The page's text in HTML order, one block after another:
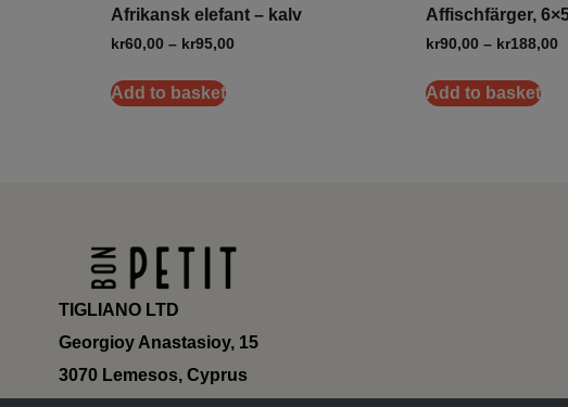
Afrikansk elefant – kalv
kr60,00 – kr95,00
Add to basket
Affischfärger,
kr90,00 – kr188,00
Add to basket
TIGLIANO LTD
Georgioy Anastasioy, 15
3070 Lemesos, Cyprus